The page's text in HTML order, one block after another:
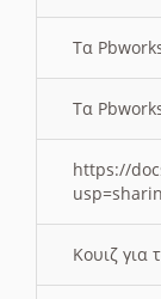
Τα
Τα
https://
Κουιζ για